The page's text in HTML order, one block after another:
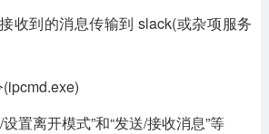
收到的消息传输到 slack(或杂项服务
置离开模式”和“发送/接收消息”等